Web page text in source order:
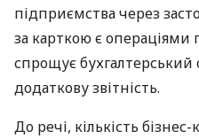
підприємства через
за карткою є
спрощує бухгалтерський
додаткову звітність.
До речі, кількість